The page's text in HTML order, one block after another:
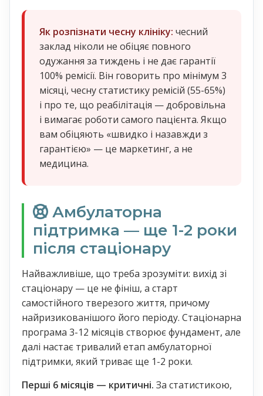
Як розпізнати чесну клініку: чесний
заклад ніколи не обіцяє повного
одужання за тиждень і не дає гарантії
100% ремісії. Він говорить про мінімум 3
місяці, чесну статистику ремісій (55-65%)
і про те, що реабілітація — добровільна
і вимагає роботи самого пацієнта. Якщо
вам обіцяють «швидко і назавжди з
гарантією» — це маркетинг, а не
медицина.
Амбулаторна
підтримка — ще 1-2 роки
після стаціонару
Найважливіше, що треба зрозуміти: вихід зі
стаціонару — це не фініш, а старт
самостійного тверезого життя, причому
найризикованішого його періоду. Стаціонарна
програма 3-12 місяців створює фундамент, але
далі настає тривалий етап амбулаторної
підтримки, який триває ще 1-2 роки.
Перші 6 місяців — критичні. За статистикою,